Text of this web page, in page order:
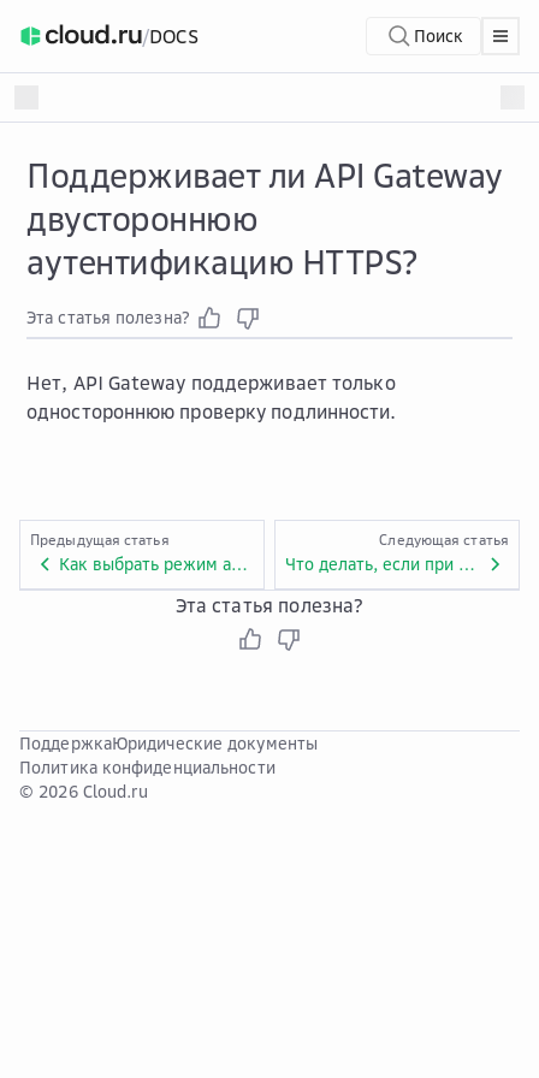
/DOCS Поиск
Поддерживает ли API Gateway
двустороннюю
аутентификацию HTTPS?
Эта статья полезна?
Нет, API Gateway поддерживает только
одностороннюю проверку подлинности.
Предыдущая статья
Как выбрать режим аутентификации?
Следующая статья
Что делать, если при вызове API появилось сообщение об ошибке «414 Request-URL Too Large»?
Эта статья полезна?
ПоддержкаЮридические документы
Политика конфиденциальности
© 2026 Cloud.ru